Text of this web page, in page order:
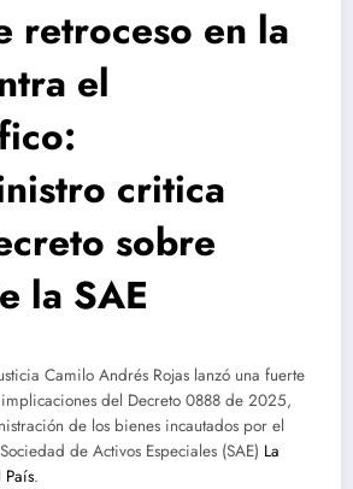
retroceso en la
el
critica
sobre
la SAE
Camilo Andrés Rojas lanzó una fuerte
del Decreto 0888 de 2025,
de los bienes incautados por el
de Activos Especiales (SAE) La
.